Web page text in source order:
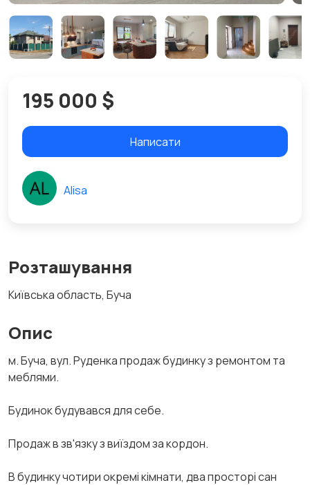
Розташування
Київська область, Буча
Опис
м. Буча, вул. Руденка продаж будинку з ремонтом та
меблями.
Будинок будувався для себе.
Продаж в зв'язку з виїздом за кордон.
В будинку чотири окремі кімнати, два просторі сан
195 000 $
Написати
Alisa